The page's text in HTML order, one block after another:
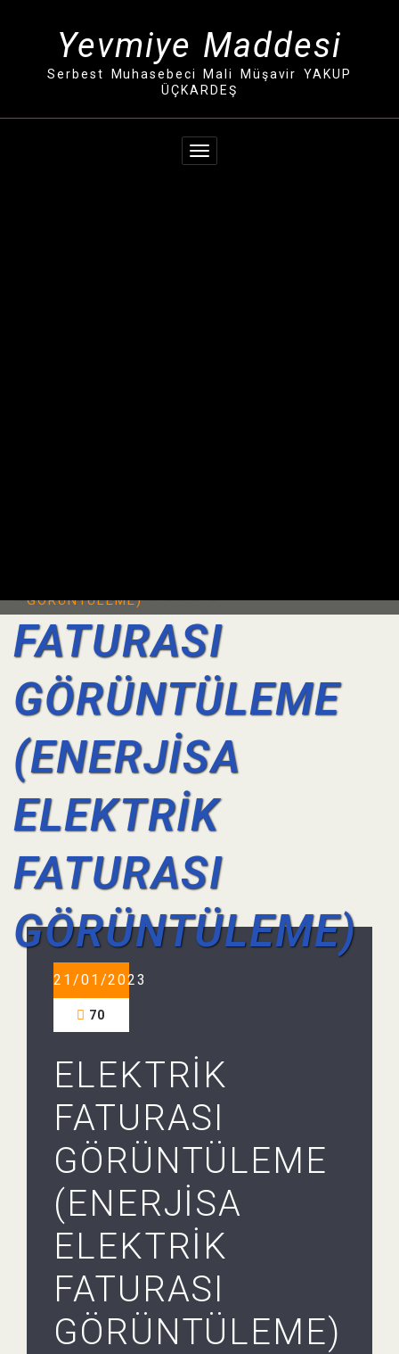
Yevmiye Maddesi
Serbest Muhasebeci Mali Müşavir YAKUP
ÜÇKARDEŞ
Navigasyonu değiştir
FATURASI
GÖRÜNTÜLEME
(ENERJİSA
ELEKTRİK
FATURASI
GÖRÜNTÜLEME)
GÖRÜNTÜLEME)
21/01/2023
70
ELEKTRİK
FATURASI
GÖRÜNTÜLEME
(ENERJİSA
ELEKTRİK
FATURASI
GÖRÜNTÜLEME)